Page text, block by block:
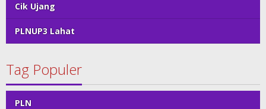
Cik Ujang
PLNUP3 Lahat
Tag Populer
PLN